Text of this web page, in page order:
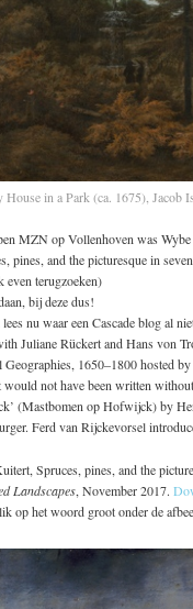
House in a Park (ca. 1675), Jacob
MZN op Vollenhoven was
pines, and the picturesque in
even terugzoeken)
bij deze dus!
nu waar een Cascade blog al
Juliane Rückert and Hans von
Geographies, 1650–1800 hosted
not have been written
(Mastbomen op Hofwijck) by
Ferd van Rijckevorsel
Spruces, pines, and the
Landscapes, November 2017.
op het woord groot onder de